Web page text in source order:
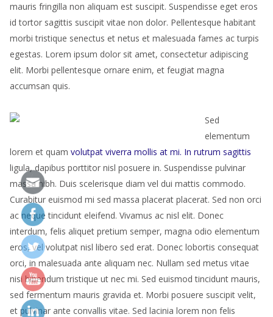
mauris fringilla non aliquam est suscipit. Suspendisse eget eros
id tortor sagittis suscipit vitae non dolor. Pellentesque habitant
morbi tristique senectus et netus et malesuada fames ac turpis
egestas. Lorem ipsum dolor sit amet, consectetur adipiscing
elit. Morbi pellentesque ornare enim, et feugiat magna
accumsan quis.
Sed
elementum
lorem et quam volutpat viverra mollis at mi. In rutrum sagittis
ligula, dapibus porttitor nisl posuere in. Suspendisse pulvinar
massa nibh. Duis scelerisque diam vel dui mattis commodo.
Curabitur euismod mi sed massa placerat placerat. Sed non orci
ac neque tincidunt eleifend. Vivamus ac nisl elit. Donec
interdum, felis aliquet pretium semper, magna odio elementum
eros, vel volutpat nisl libero sed erat. Donec lobortis consequat
orci, in malesuada ante aliquam nec. Nullam sed metus vitae
nisi bibendum tristique ut nec mi. Sed euismod tincidunt mauris,
sed fermentum mauris gravida et. Morbi posuere suscipit velit,
et pulvinar ante convallis vitae. Sed lacinia lorem non felis